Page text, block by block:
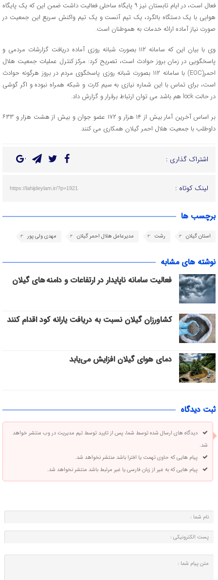
فعال است، در ایام تابستان نیز ۹ پایگاه ساحلی فعالیت داشت ضمن این که یک پایگاه
هوایی با یک دستگاه بالگرد، یک تیم آنست و یک تیم واکنش سریع این جمعیت در
صورت نیاز آماده ارائه خدمات به هموطنان است.
وی با بیان این که سامانه ۱۱۲ بصورت شبانه روزی آماده دریافت گزارشات مردمی و
پاسخگویی در زمان بروز حوادث است، تصریح کرد: مرکز کنترل عملیات جمعیت هلال
احمر(EOC) با سامانه ۱۱۲ بصورت شبانه روزی پاسخگوی مردم در بروز هرگونه حوادث
است، برای تماس با این شماره نیازی به سیم کارت و شبکه همراه نبوده و اگر گوشی
در حالت lock هم باشد می توان ارتباط برقرار و گزارش داد.
بر اساس آخرین آمار بیش از ۱۴ هزار و ۱۷۲ عضو جوان و بیش از هشت هزار و ۶۳۳
داوطلب با جمعیت هلال احمر گیلان همکاری می‌ کنند
اشتراک گذاری :
لینک کوتاه : https://lahijdeylam.ir/?p=1921
برچسب ها
استان گیلان رشت مدیرعامل هلال احمر گیلان مهدی ولی پور
نوشته های مشابه
فعالیت سامانه ناپایدار در ارتفاعات و دامنه های گیلان
کشاورزان گیلان نسبت به دریافت یارانه کود اقدام کنند
دمای هوای گیلان افزایش می‌یابد
ثبت دیدگاه
دیدگاه های ارسال شده توسط شما، پس از تایید توسط تیم مدیریت در وب منتشر خواهد
شد.
پیام هایی که حاوی تهمت یا افترا باشد منتشر نخواهد شد.
پیام هایی که به غیر از زبان فارسی یا غیر مرتبط باشد منتشر نخواهد شد.